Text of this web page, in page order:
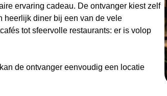
ervaring cadeau. De ontvanger kiest zelf
heerlijk diner bij een van de vele
tot sfeervolle restaurants: er is volop
de ontvanger eenvoudig een locatie
Zo geeft de Diner Cadeaubon niet alleen